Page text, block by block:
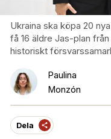
Ukraina ska köpa 20
få 16 äldre Jas-plan
historiskt
Paulina
Monzón
Dela